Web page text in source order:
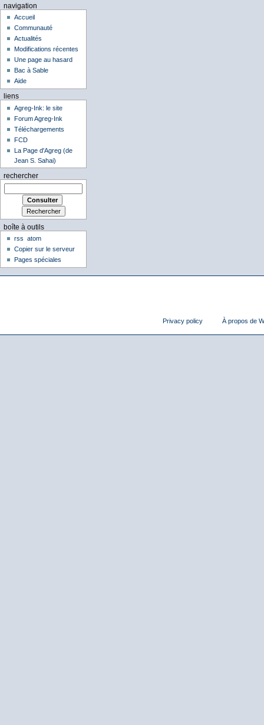
navigation
Accueil
Communauté
Actualités
Modifications récentes
Une page au hasard
Bac à Sable
Aide
liens
Agreg-Ink: le site
Forum Agreg-Ink
Téléchargements
FCD
La Page d'Agreg (de
Jean S. Sahai)
rechercher
boîte à outils
rss
atom
Copier sur le serveur
Pages spéciales
Privacy policy À propos de